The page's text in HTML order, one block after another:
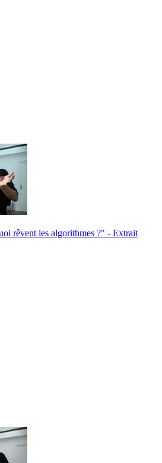
rêvent les algorithmes ?" - Extrait